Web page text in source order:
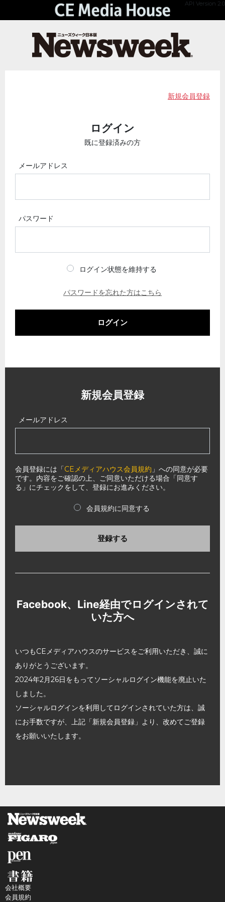
API Version 2.0
新規会員登録
ログイン
既に登録済みの方
メールアドレス
パスワード
ログイン状態を維持する
パスワードを忘れた方はこちら
ログイン
新規会員登録
メールアドレス
会員登録には「CEメディアハウス会員規約 」への同意が必要
です。内容をご確認の上、ご同意いただける場合「同意す
る」にチェックをして、登録にお進みください。
会員規約に同意する
登録する
Facebook、Line経由でログインされて
いた方へ
いつもCEメディアハウスのサービスをご利用いただき、誠に
ありがとうございます。
2024年2月26日をもってソーシャルログイン機能を廃止いた
しました。
ソーシャルログインを利用してログインされていた方は、誠
にお手数ですが、上記「新規会員登録」より、改めてご登録
をお願いいたします。
会社概要
会員規約